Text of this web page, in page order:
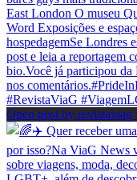
Open post by